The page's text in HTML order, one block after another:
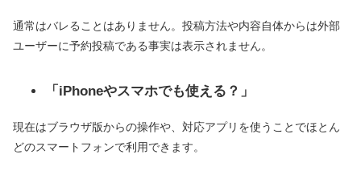
通常はバレることはありません。投稿方法や内容自体からは外部
ユーザーに予約投稿である事実は表示されません。
「iPhoneやスマホでも使える？」
現在はブラウザ版からの操作や、対応アプリを使うことでほとん
どのスマートフォンで利用できます。